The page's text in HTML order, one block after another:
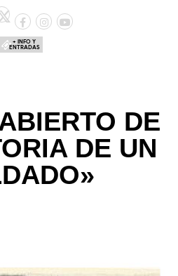
+ INFO Y
ENTRADAS
DE
DE UN